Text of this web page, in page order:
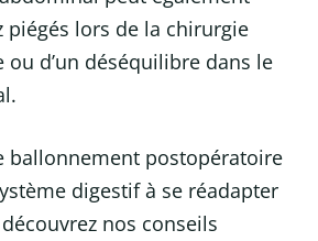
piégés lors de la chirurgie
d’un déséquilibre dans le
ballonnement postopératoire
digestif à se réadapter
nos conseils